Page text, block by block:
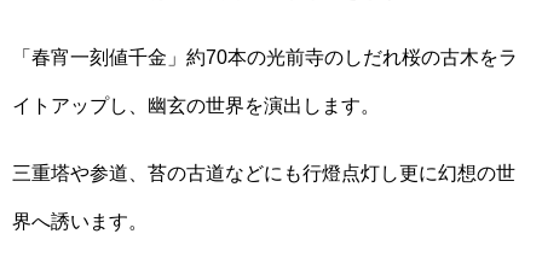
「春宵一刻値千金」約70本の光前寺のしだれ桜の古木をラ
イトアップし、幽玄の世界を演出します。
三重塔や参道、苔の古道などにも行燈点灯し更に幻想の世
界へ誘います。